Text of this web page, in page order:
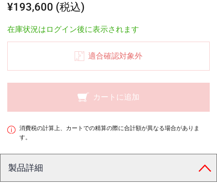
¥193,600 (税込)
在庫状況はログイン後に表示されます
適合確認対象外
カートに追加
消費税の計算上、カートでの精算の際に合計額が異なる場合がありま
す。
製品詳細